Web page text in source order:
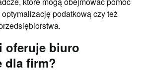
optymalizację podatkową czy też
oferuje biuro
dla firm?